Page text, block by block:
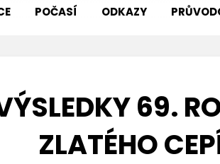
POČASÍ ODKAZY
69.
ZLATÉHO